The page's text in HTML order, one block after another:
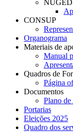
CONSUP
Organograma
Materiais de
Manual
Quadros de
Página
Documentos
Plano de
Portarias
Eleições 2025
Quadro dos